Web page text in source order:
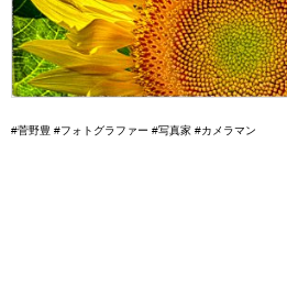
#菅野豊 #フォトグラファー #写真家 #カメラマン